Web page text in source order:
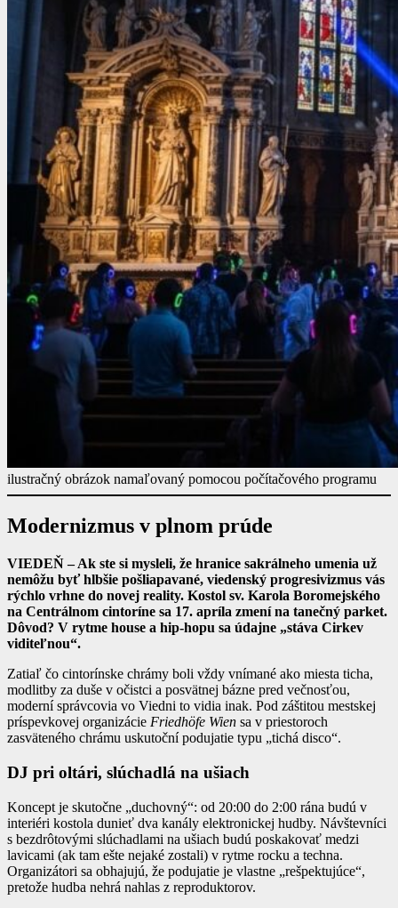
ilustračný obrázok namaľovaný pomocou počítačového programu
Modernizmus v plnom prúde
VIEDEŇ – Ak ste si mysleli, že hranice sakrálneho umenia už
nemôžu byť hlbšie pošliapavané, viedenský progresivizmus vás
rýchlo vrhne do novej reality. Kostol sv. Karola Boromejského
na Centrálnom cintoríne sa 17. apríla zmení na tanečný parket.
Dôvod? V rytme house a hip-hopu sa údajne „stáva Cirkev
viditeľnou“.
Zatiaľ čo cintorínske chrámy boli vždy vnímané ako miesta ticha,
modlitby za duše v očistci a posvätnej bázne pred večnosťou,
moderní správcovia vo Viedni to vidia inak. Pod záštitou mestskej
príspevkovej organizácie Friedhöfe Wien sa v priestoroch
zasväteného chrámu uskutoční podujatie typu „tichá disco“.
DJ pri oltári, slúchadlá na ušiach
Koncept je skutočne „duchovný“: od 20:00 do 2:00 rána budú v
interiéri kostola dunieť dva kanály elektronickej hudby. Návštevníci
s bezdrôtovými slúchadlami na ušiach budú poskakovať medzi
lavicami (ak tam ešte nejaké zostali) v rytme rocku a techna.
Organizátori sa obhajujú, že podujatie je vlastne „rešpektujúce“,
pretože hudba nehrá nahlas z reproduktorov.